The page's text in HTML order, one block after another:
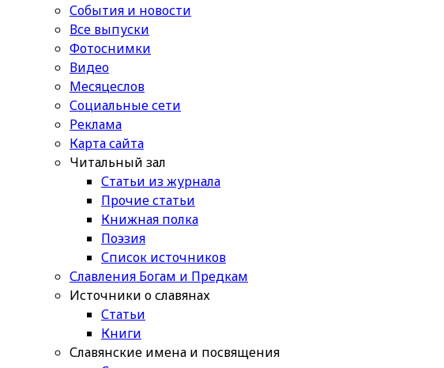
События и новости
Все выпуски
Фотоснимки
Видео
Месяцеслов
Социальные сети
Реклама
Карта сайта
Читальный зал
Статьи из журнала
Прочие статьи
Книжная полка
Поэзия
Список источников
Славления Богам и Предкам
Источники о славянах
Статьи
Книги
Славянские имена и посвящения